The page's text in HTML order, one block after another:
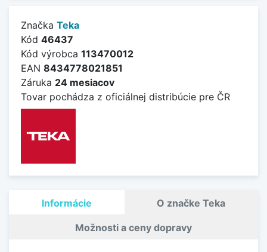
Značka Teka
Kód 46437
Kód výrobca 113470012
EAN 8434778021851
Záruka 24 mesiacov
Tovar pochádza z oficiálnej distribúcie pre ČR
Informácie O značke Teka
Možnosti a ceny dopravy